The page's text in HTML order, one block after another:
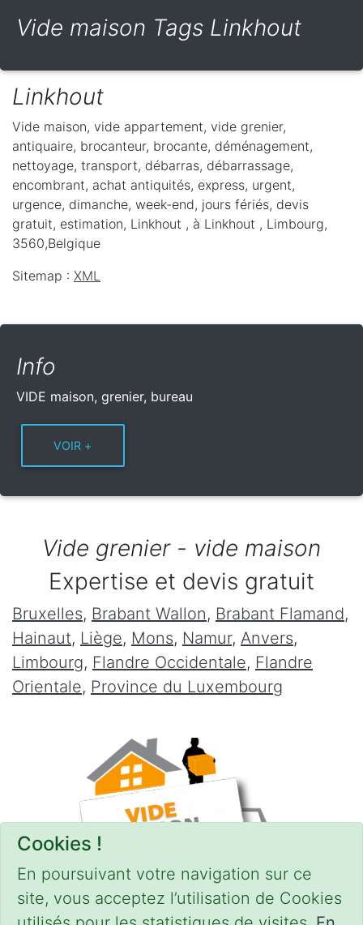
Cookies !
En poursuivant votre navigation sur ce
site, vous acceptez l’utilisation de Cookies
Vide maison Tags Linkhout
Linkhout
Vide maison, vide appartement, vide grenier,
antiquaire, brocanteur, brocante, déménagement,
nettoyage, transport, débarras, débarrassage,
encombrant, achat antiquités, express, urgent,
urgence, dimanche, week-end, jours fériés, devis
gratuit, estimation, Linkhout , à Linkhout , Limbourg,
3560,Belgique
Sitemap : XML
Info
VIDE maison, grenier, bureau
Vide grenier - vide maison
Expertise et devis gratuit
Bruxelles, Brabant Wallon, Brabant Flamand,
Hainaut, Liège, Mons, Namur, Anvers,
Limbourg, Flandre Occidentale, Flandre
Orientale, Province du Luxembourg